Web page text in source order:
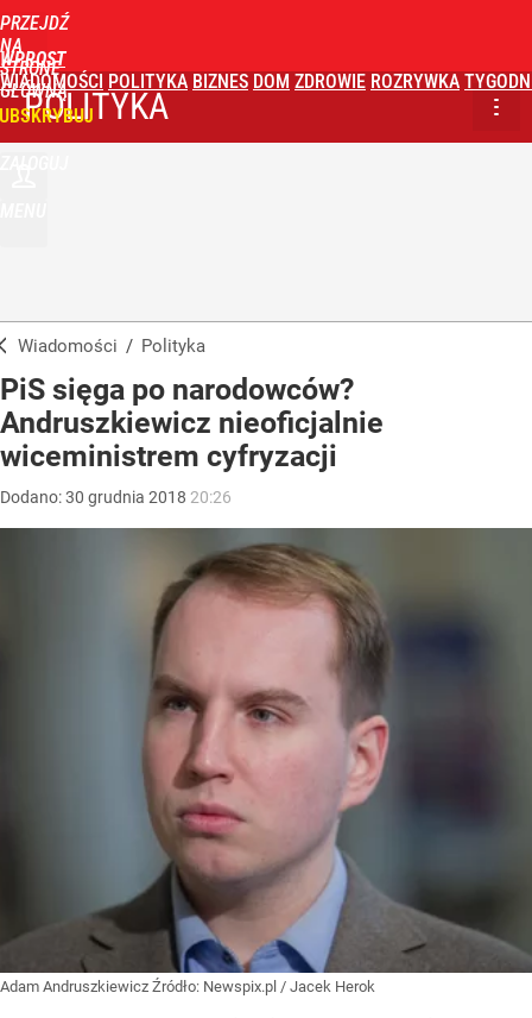
PRZEJDŹ
NA
STRONĘ
GŁÓWNĄ
WPROST
WIADOMOŚCI POLITYKA BIZNES DOM ZDROWIE ROZRYWKA
POLITYKA
Wiadomości / Polityka
PiS sięga po narodowców?
Andruszkiewicz nieoficjalnie
wiceministrem cyfryzacji
Dodano:30 grudnia 2018 20:26
Adam Andruszkiewicz Źródło: Newspix.pl / Jacek Herok